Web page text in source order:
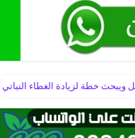
ويبحث خطة لزيادة الغطاء النباتي
في تطوير القطاع